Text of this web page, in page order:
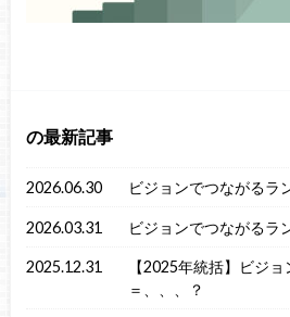
の最新記事
2026.06.30 ビジョンでつながるラ
2026.03.31 ビジョンでつながるラ
2025.12.31
【2025年統括】ビジ
＝、、、？